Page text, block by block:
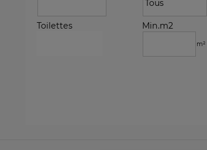
Toilettes Min.m2
m²